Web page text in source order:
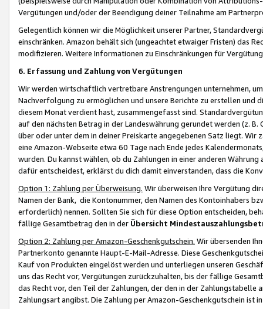
Vergütungen und/oder der Beendigung deiner Teilnahme am
Gelegentlich können wir die Möglichkeit unserer Partner,
einschränken. Amazon behält sich (ungeachtet etwaiger Fristen) das
modifizieren. Weitere Informationen zu Einschränkungen für
6. Erfassung und Zahlung von Vergütungen
Wir werden wirtschaftlich vertretbare Anstrengungen unternehmen,
Nachverfolgung zu ermöglichen und unsere Berichte zu erstellen und
diesem Monat verdient hast, zusammengefasst sind.
auf den nächsten Betrag in der Landeswährung gerundet werden (z.
über oder unter dem in deiner Preiskarte angegebenen Satz liegt.
eine Amazon-Webseite etwa 60 Tage nach Ende jedes
wurden. Du kannst wählen, ob du Zahlungen in einer anderen
dafür entscheidest, erklärst du dich damit einverstanden, dass die
Option 1: Zahlung per Überweisung. Wir überweisen Ihre Vergütung
Namen der Bank, die Kontonummer, den Namen des Kontoinhabers
erforderlich) nennen. Sollten Sie sich für diese Option entscheiden,
fällige Gesamtbetrag den in der Übersicht
Option 2: Zahlung per Amazon-Geschenkgutschein. Wir übersenden
Partnerkonto genannte Haupt-E-Mail-Adresse. Diese
Kauf von Produkten eingelöst werden und unterliegen unseren
uns das Recht vor, Vergütungen zurückzuhalten, bis der fällige
das Recht vor, den Teil der Zahlungen, der den in der
Zahlungsart angibst. Die Zahlung per Amazon-Geschenkgutschein ist